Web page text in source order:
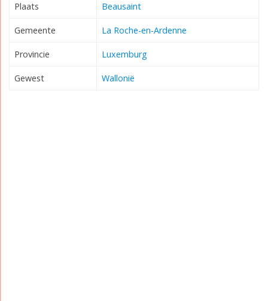
Plaats Beausaint
Gemeente La Roche-en-Ardenne
Provincie Luxemburg
Gewest Wallonië